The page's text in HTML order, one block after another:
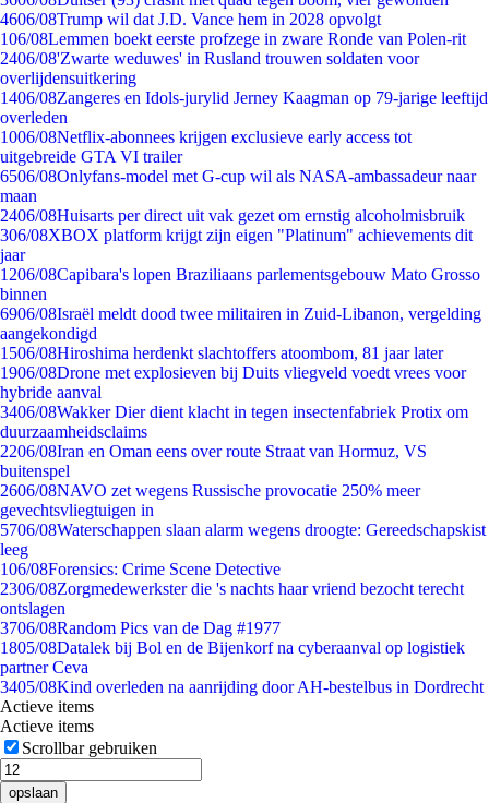
4606/08Trump wil dat J.D. Vance hem in 2028 opvolgt
106/08Lemmen boekt eerste profzege in zware Ronde van Polen-rit
2406/08'Zwarte weduwes' in Rusland trouwen soldaten voor
overlijdensuitkering
1406/08Zangeres en Idols-jurylid Jerney Kaagman op 79-jarige leeftijd
overleden
1006/08Netflix-abonnees krijgen exclusieve early access tot
uitgebreide GTA VI trailer
6506/08Onlyfans-model met G-cup wil als NASA-ambassadeur naar
maan
2406/08Huisarts per direct uit vak gezet om ernstig alcoholmisbruik
306/08XBOX platform krijgt zijn eigen "Platinum" achievements dit
jaar
1206/08Capibara's lopen Braziliaans parlementsgebouw Mato Grosso
binnen
6906/08Israël meldt dood twee militairen in Zuid-Libanon, vergelding
aangekondigd
1506/08Hiroshima herdenkt slachtoffers atoombom, 81 jaar later
1906/08Drone met explosieven bij Duits vliegveld voedt vrees voor
hybride aanval
3406/08Wakker Dier dient klacht in tegen insectenfabriek Protix om
duurzaamheidsclaims
2206/08Iran en Oman eens over route Straat van Hormuz, VS
buitenspel
2606/08NAVO zet wegens Russische provocatie 250% meer
gevechtsvliegtuigen in
5706/08Waterschappen slaan alarm wegens droogte: Gereedschapskist
leeg
106/08Forensics: Crime Scene Detective
2306/08Zorgmedewerkster die 's nachts haar vriend bezocht terecht
ontslagen
3706/08Random Pics van de Dag #1977
1805/08Datalek bij Bol en de Bijenkorf na cyberaanval op logistiek
partner Ceva
3405/08Kind overleden na aanrijding door AH-bestelbus in Dordrecht
Actieve items
Actieve items
Scrollbar gebruiken
opslaan